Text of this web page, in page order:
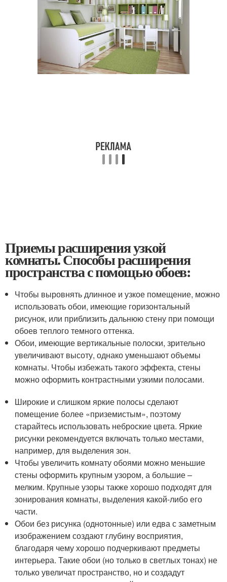
Приемы расширения узкой
комнаты. Способы расширения
пространства с помощью обоев:
Чтобы выровнять длинное и узкое помещение, можно
использовать обои, имеющие горизонтальный
рисунок, или приблизить дальнюю стену при помощи
обоев теплого темного оттенка.
Обои, имеющие вертикальные полоски, зрительно
увеличивают высоту, однако уменьшают объемы
комнаты. Чтобы избежать такого эффекта, стены
можно оформить контрастными узкими полосами.
Широкие и слишком яркие полосы сделают
помещение более «приземистым», поэтому
старайтесь использовать неброские цвета. Яркие
рисунки рекомендуется включать только местами,
например, для выделения зон.
Чтобы увеличить комнату обоями можно меньшие
стены оформить крупным узором, а большие –
мелким. Крупные узоры также хорошо подходят для
зонирования комнаты, выделения какой-либо его
части.
Обои без рисунка (однотонные) или едва с заметным
изображением создают глубину восприятия,
благодаря чему хорошо подчеркивают предметы
интерьера. Такие обои (но только в светлых тонах) не
только увеличат пространство, но и создадут